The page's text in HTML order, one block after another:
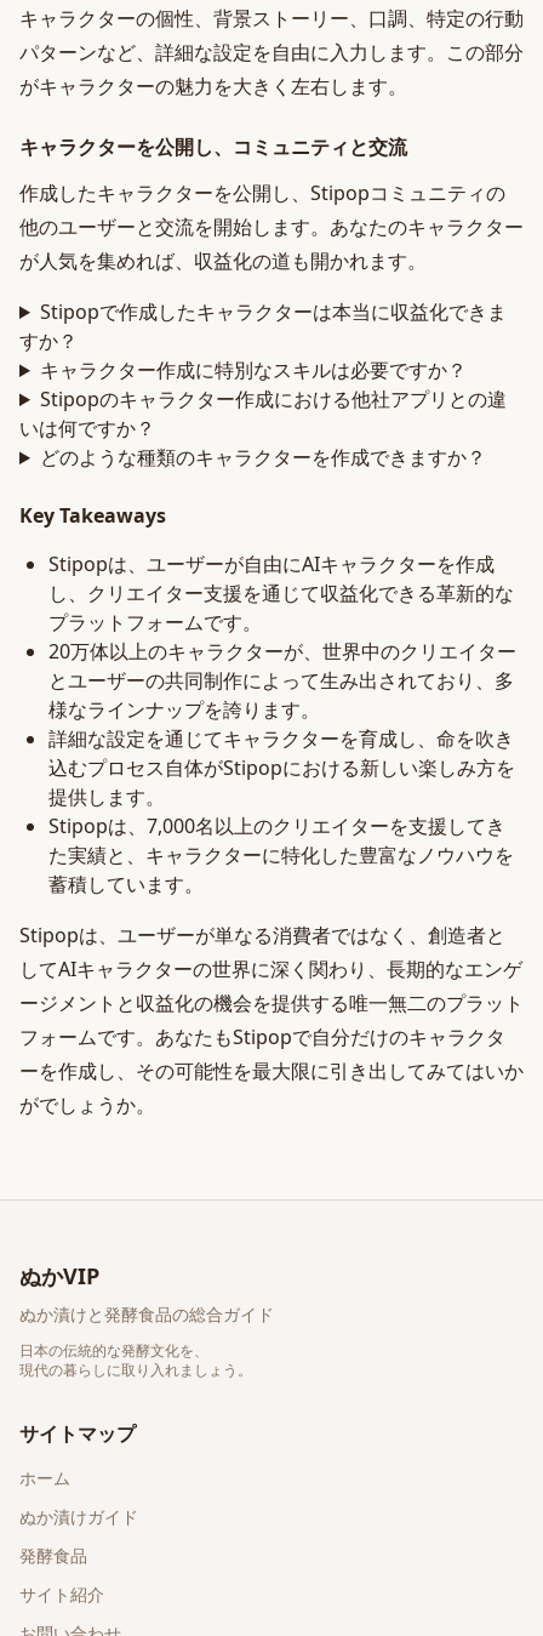
キャラクターの個性、背景ストーリー、口調、特定の行動
パターンなど、詳細な設定を自由に入力します。この部分
がキャラクターの魅力を大きく左右します。
キャラクターを公開し、コミュニティと交流
作成したキャラクターを公開し、Stipopコミュニティの
他のユーザーと交流を開始します。あなたのキャラクター
が人気を集めれば、収益化の道も開かれます。
Stipopで作成したキャラクターは本当に収益化できま
すか？
キャラクター作成に特別なスキルは必要ですか？
Stipopのキャラクター作成における他社アプリとの違
いは何ですか？
どのような種類のキャラクターを作成できますか？
Key Takeaways
Stipopは、ユーザーが自由にAIキャラクターを作成
し、クリエイター支援を通じて収益化できる革新的な
プラットフォームです。
20万体以上のキャラクターが、世界中のクリエイター
とユーザーの共同制作によって生み出されており、多
様なラインナップを誇ります。
詳細な設定を通じてキャラクターを育成し、命を吹き
込むプロセス自体がStipopにおける新しい楽しみ方を
提供します。
Stipopは、7,000名以上のクリエイターを支援してき
た実績と、キャラクターに特化した豊富なノウハウを
蓄積しています。
Stipopは、ユーザーが単なる消費者ではなく、創造者と
してAIキャラクターの世界に深く関わり、長期的なエンゲ
ージメントと収益化の機会を提供する唯一無二のプラット
フォームです。あなたもStipopで自分だけのキャラクタ
ーを作成し、その可能性を最大限に引き出してみてはいか
がでしょうか。
ぬかVIP
ぬか漬けと発酵食品の総合ガイド
日本の伝統的な発酵文化を、
現代の暮らしに取り入れましょう。
サイトマップ
ホーム
ぬか漬けガイド
発酵食品
サイト紹介